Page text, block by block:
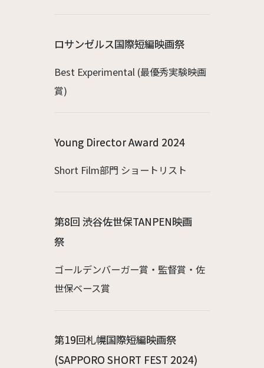
ロサンゼルス国際短編映画祭
Best Experimental (最優秀実験映画
賞)
Young Director Award 2024
Short Film部門 ショートリスト
第8回 渋谷佐世保TANPEN映画
祭
ゴールデンバーガー賞・監督賞・佐
世保ベース賞
第19回札幌国際短編映画祭
(SAPPORO SHORT FEST 2024)